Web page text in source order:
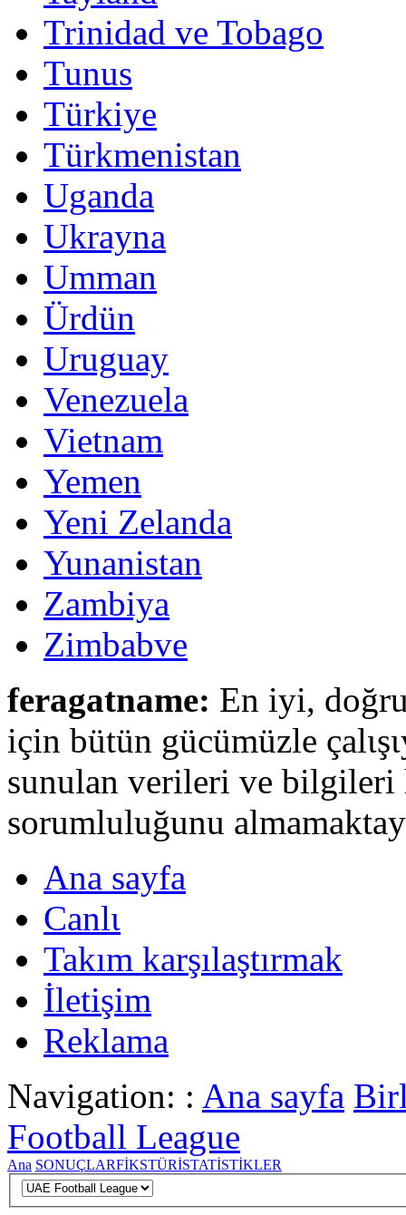
Trinidad ve Tobago
Tunus
Türkiye
Türkmenistan
Uganda
Ukrayna
Umman
Ürdün
Uruguay
Venezuela
Vietnam
Yemen
Yeni Zelanda
Yunanistan
Zambiya
Zimbabve
feragatname: En iyi,
için bütün gücümüzle
sunulan verileri ve bilgileri
sorumluluğunu
Ana sayfa
Canlι
Takım karşılaştırmak
İletişim
Reklama
Navigation: : Ana sayfa
Football League
Ana SONUÇLARFİKSTÜRİSTATİSTİKLER